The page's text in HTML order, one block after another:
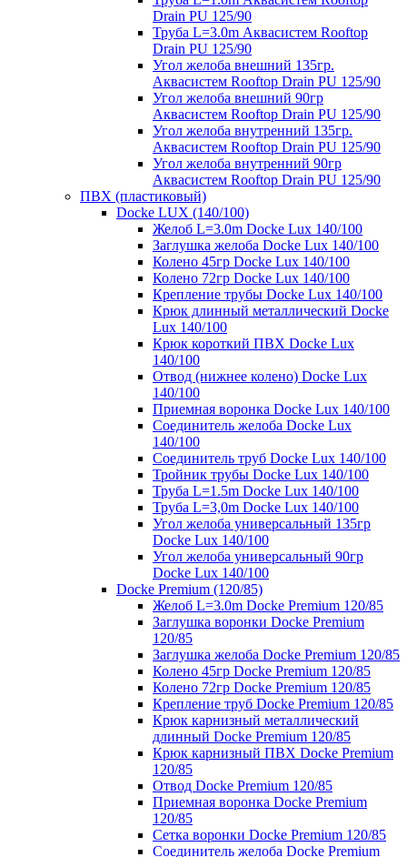
Drain PU 125/90
Труба L=3.0m Аквасистем Rooftop
Drain PU 125/90
Угол желоба внешний 135гр.
Аквасистем Rooftop Drain PU 125/90
Угол желоба внешний 90гр
Аквасистем Rooftop Drain PU 125/90
Угол желоба внутренний 135гр.
Аквасистем Rooftop Drain PU 125/90
Угол желоба внутренний 90гр
Аквасистем Rooftop Drain PU 125/90
ПВХ (пластиковый)
Docke LUX (140/100)
Желоб L=3.0m Docke Lux 140/100
Заглушка желоба Docke Lux 140/100
Колено 45гр Docke Lux 140/100
Колено 72гр Docke Lux 140/100
Крепление трубы Docke Lux 140/100
Крюк длинный металлический Docke
Lux 140/100
Крюк короткий ПВХ Docke Lux
140/100
Отвод (нижнее колено) Docke Lux
140/100
Приемная воронка Docke Lux 140/100
Соединитель желоба Docke Lux
140/100
Соединитель труб Docke Lux 140/100
Тройник трубы Docke Lux 140/100
Труба L=1.5m Docke Lux 140/100
Труба L=3,0m Docke Lux 140/100
Угол желоба универсальный 135гр
Docke Lux 140/100
Угол желоба универсальный 90гр
Docke Lux 140/100
Docke Premium (120/85)
Желоб L=3.0m Docke Premium 120/85
Заглушка воронки Docke Premium
120/85
Заглушка желоба Docke Premium 120/85
Колено 45гр Docke Premium 120/85
Колено 72гр Docke Premium 120/85
Крепление труб Docke Premium 120/85
Крюк карнизный металлический
длинный Docke Premium 120/85
Крюк карнизный ПВХ Docke Premium
120/85
Отвод Docke Premium 120/85
Приемная воронка Docke Premium
120/85
Сетка воронки Docke Premium 120/85
Соединитель желоба Docke Premium